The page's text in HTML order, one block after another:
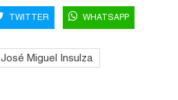
TWITTER WHATSAPP
José Miguel Insulza